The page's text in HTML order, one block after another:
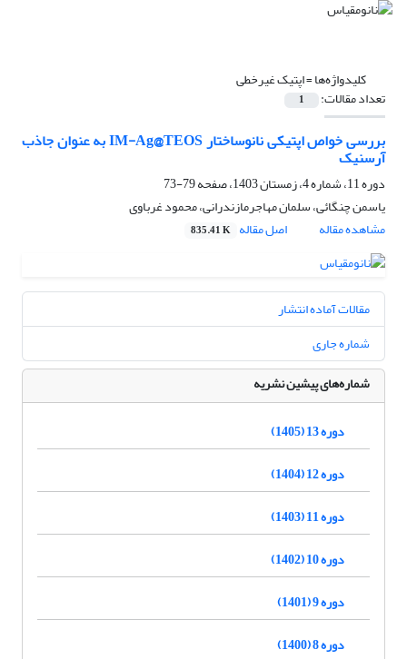
کلیدواژه‌ها =اپتیک غیرخطی
تعداد مقالات: 1
بررسی خواص اپتیکی نانوساختار IM-Ag@TEOS به عنوان جاذب
آرسنیک
دوره 11، شماره 4، زمستان 1403، صفحه
79-73
یاسمن چنگائی، سلمان مهاجرمازندرانی، محمود غرباوی
مشاهده مقاله
اصل مقاله 835.41 K
مقالات آماده انتشار
شماره جاری
شماره‌های پیشین نشریه
دوره 13 (1405)
دوره 12 (1404)
دوره 11 (1403)
دوره 10 (1402)
دوره 9 (1401)
دوره 8 (1400)